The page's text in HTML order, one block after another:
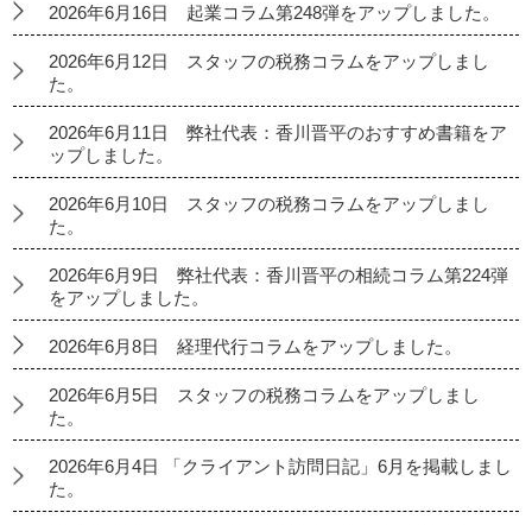
2026年6月16日 起業コラム第248弾をアップしました。
2026年6月12日 スタッフの税務コラムをアップしまし
た。
2026年6月11日 弊社代表：香川晋平のおすすめ書籍をア
ップしました。
2026年6月10日 スタッフの税務コラムをアップしまし
た。
2026年6月9日 弊社代表：香川晋平の相続コラム第224弾
をアップしました。
2026年6月8日 経理代行コラムをアップしました。
2026年6月5日 スタッフの税務コラムをアップしまし
た。
2026年6月4日 「クライアント訪問日記」6月を掲載しまし
た。